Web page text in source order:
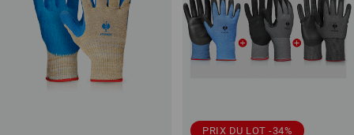
PRIX DU LOT -34%